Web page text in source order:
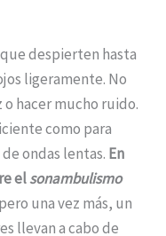
despierten hasta
ligeramente. No
hacer mucho ruido.
como para
ondas lentas. En
elsonambulismo
una vez más, un
llevan a cabo de